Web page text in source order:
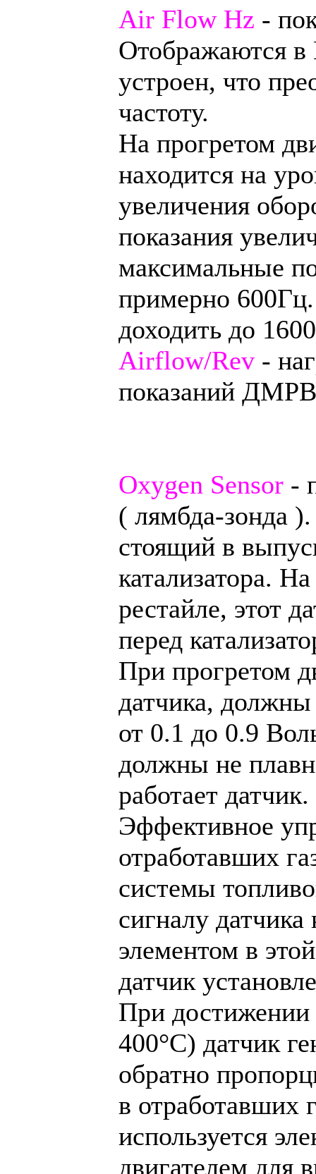
Air Flow Hz -
Отображаются
устроен, что
частоту.
На прогретом
находится на
увеличения
показания
максимальные
примерно
доходить до
Airflow/Rev -
показаний
Oxygen Sensor -
( лямбда-зонда
стоящий в
катализатора.
рестайле, этот
перед
При прогретом
датчика,
от 0.1 до 0.9
должны не
работает датчик.
Эффективное
отработавших
системы
сигналу
элементом в
датчик
При достижении
400°С) датчик
обратно
в отработавших
используется
двигателем для